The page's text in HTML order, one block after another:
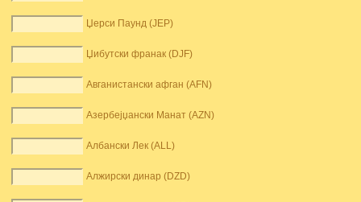
Џерси Паунд (JEP)
Џибутски франак (DJF)
Авганистански афган (AFN)
Азербејџански Манат (AZN)
Албански Лек (ALL)
Алжирски динар (DZD)